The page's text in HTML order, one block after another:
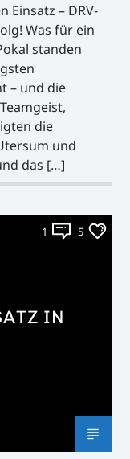
Einsatz – DRV-
Was für ein
standen
– und die
die
und
das […]
1 5
IN